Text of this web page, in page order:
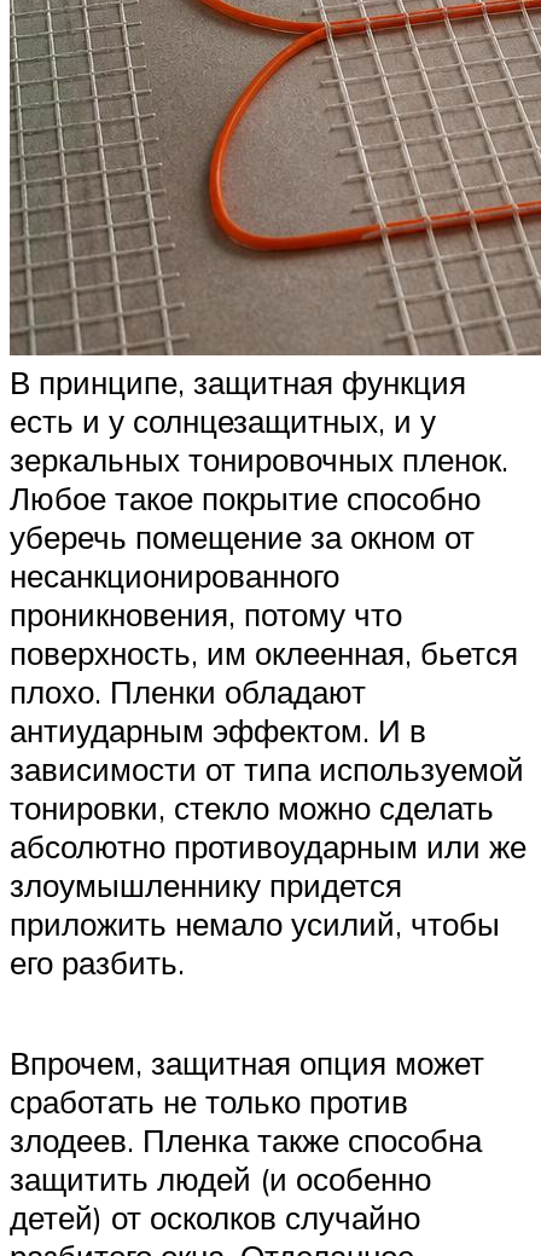
В принципе, защитная функция
есть и у солнцезащитных, и у
зеркальных тонировочных пленок.
Любое такое покрытие способно
уберечь помещение за окном от
несанкционированного
проникновения, потому что
поверхность, им оклеенная, бьется
плохо. Пленки обладают
антиударным эффектом. И в
зависимости от типа используемой
тонировки, стекло можно сделать
абсолютно противоударным или же
злоумышленнику придется
приложить немало усилий, чтобы
его разбить.
Впрочем, защитная опция может
сработать не только против
злодеев. Пленка также способна
защитить людей (и особенно
детей) от осколков случайно